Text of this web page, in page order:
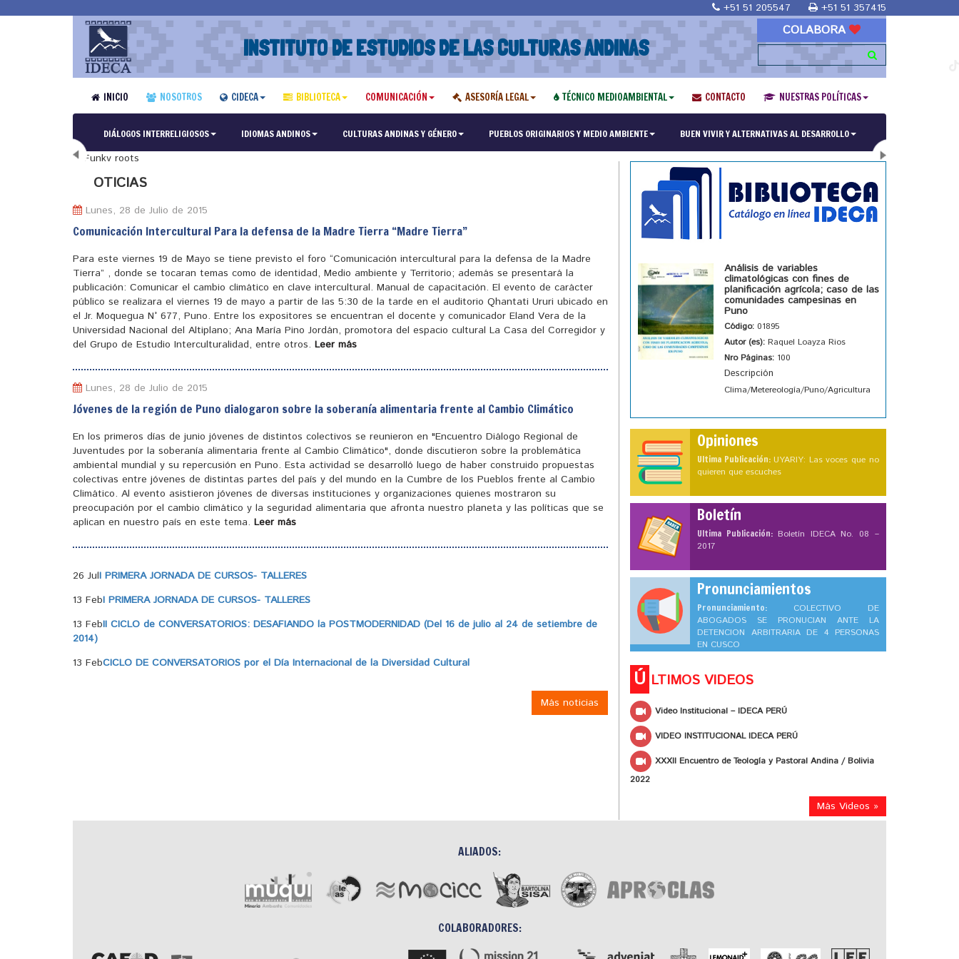
+51 51 205547 +51 51 357415
INSTITUTO DE ESTUDIOS DE LAS CULTURAS ANDINAS
COLABORA
INICIO NOSOTROS CIDECA BIBLIOTECA COMUNICACIÓN ASESORÍA LEGAL TÉCNICO MEDIOAMBIENTAL CONTACTO NUESTRAS POLÍTICAS
DIÁLOGOS INTERRELIGIOSOS IDIOMAS ANDINOS CULTURAS ANDINAS Y GÉNERO PUEBLOS ORIGINARIOS Y MEDIO AMBIENTE BUEN VIVIR Y ALTERNATIVAS AL DESARROLLO
"Maestría en Religiones y culturas Andinas"
OTICIAS
Lunes, 28 de Julio de 2015
Comunicación Intercultural Para la defensa de la Madre Tierra “Madre Tierra”
Para este viernes 19 de Mayo se tiene previsto el foro “Comunicación intercultural para la defensa de la Madre
Tierra” , donde se tocaran temas como de identidad, Medio ambiente y Territorio; además se presentará la
publicación: Comunicar el cambio climático en clave intercultural. Manual de capacitación. El evento de carácter
público se realizara el viernes 19 de mayo a partir de las 5:30 de la tarde en el auditorio Qhantati Ururi ubicado en
el Jr. Moquegua N° 677, Puno. Entre los expositores se encuentran el docente y comunicador Eland Vera de la
Universidad Nacional del Altiplano; Ana María Pino Jordán, promotora del espacio cultural La Casa del Corregidor y
del Grupo de Estudio Interculturalidad, entre otros. Leer más
Lunes, 28 de Julio de 2015
Jóvenes de la región de Puno dialogaron sobre la soberanía alimentaria frente al Cambio Climático
En los primeros días de junio jóvenes de distintos colectivos se reunieron en "Encuentro Diálogo Regional de
Juventudes por la soberanía alimentaria frente al Cambio Climático", donde discutieron sobre la problemática
ambiental mundial y su repercusión en Puno. Esta actividad se desarrolló luego de haber construido propuestas
colectivas entre jóvenes de distintas partes del país y del mundo en la Cumbre de los Pueblos frente al Cambio
Climático. Al evento asistieron jóvenes de diversas instituciones y organizaciones quienes mostraron su
preocupación por el cambio climático y la seguridad alimentaria que afronta nuestro planeta y las políticas que se
aplican en nuestro país en este tema. Leer más
26 JulI PRIMERA JORNADA DE CURSOS- TALLERES
13 FebI PRIMERA JORNADA DE CURSOS- TALLERES
13 FebII CICLO de CONVERSATORIOS: DESAFIANDO la POSTMODERNIDAD (Del 16 de julio al 24 de setiembre de
2014)
13 FebCICLO DE CONVERSATORIOS por el Día Internacional de la Diversidad Cultural
Más noticias
Análisis de variables
climatológicas con fines de
planificación agrícola; caso de las
comunidades campesinas en
Puno
Código: 01895
Autor (es): Raquel Loayza Rios
Nro Páginas: 100
Descripción
Clima/Metereología/Puno/Agricultura
Opiniones
Ultima Publicación: UYARIY: Las voces que no
quieren que escuches
Boletín
Ultima Publicación: Boletín IDECA No. 08 –
2017
Pronunciamientos
Pronunciamiento: COLECTIVO DE
ABOGADOS SE PRONUCIAN ANTE LA
DETENCION ARBITRARIA DE 4 PERSONAS
EN CUSCO
Ú LTIMOS VIDEOS
Video Institucional – IDECA PERÚ
VIDEO INSTITUCIONAL IDECA PERÚ
XXXII Encuentro de Teología y Pastoral Andina / Bolivia
2022
Más Videos »
ALIADOS:
COLABORADORES: